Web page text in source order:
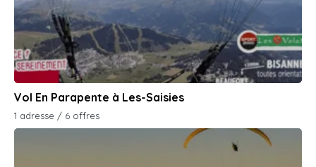
Vol En Parapente à Les-Saisies
1 adresse / 6 offres